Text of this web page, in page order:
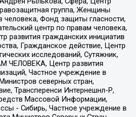
группа, Женщины
человека, Фонд защиты гласности,
центр по правам человека,
развития гражданских инициатив
Гражданское действие, Центр
исследований, Сутяжник,
Центр развития
Частное учреждение в
северных стран,
Трансперенси Интернешнл-Р,
Массовой Информации,
- Сибирь, Частное учреждение в